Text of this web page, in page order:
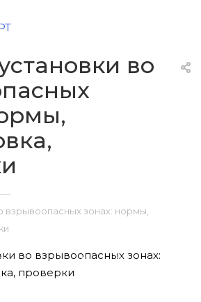
во
—
взрывоопасных зонах: нормы,
чтения:5 мин. 30 сек.